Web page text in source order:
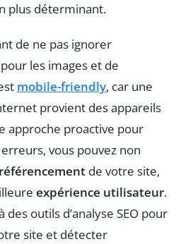
plus déterminant.
de ne pas ignorer
les images et de
mobile-friendly, car une
provient des appareils
approche proactive pour
vous pouvez non
référencement de votre site,
expérience utilisateur.
des outils d’analyse SEO pour
site et détecter